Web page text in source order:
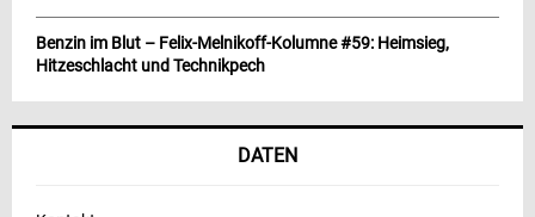
Benzin im Blut – Felix-Melnikoff-Kolumne #59: Heimsieg,
Hitzeschlacht und Technikpech
DATEN